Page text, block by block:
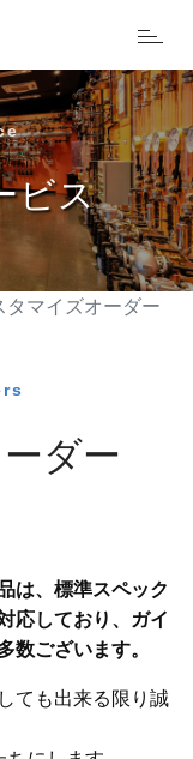
ビス
タマイズオーダー
ダー
は、標準スペック
応しており、ガイ
数ございます。
ても出来る限り誠